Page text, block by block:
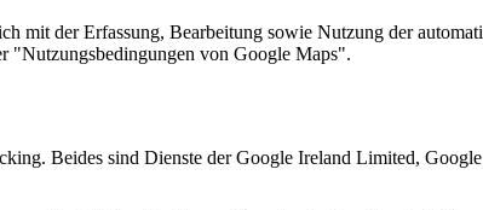
mit der Erfassung, Bearbeitung sowie Nutzung der
"Nutzungsbedingungen von Google Maps".
Beides sind Dienste der Google Ireland Limited,